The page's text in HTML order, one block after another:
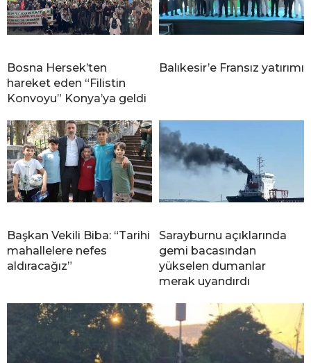
Bosna Hersek’ten
hareket eden “Filistin
Konvoyu” Konya’ya geldi
Balıkesir’e Fransız yatırımı
Başkan Vekili Biba: “Tarihi
mahallelere nefes
aldıracağız”
Sarayburnu açıklarında
gemi bacasından
yükselen dumanlar
merak uyandırdı